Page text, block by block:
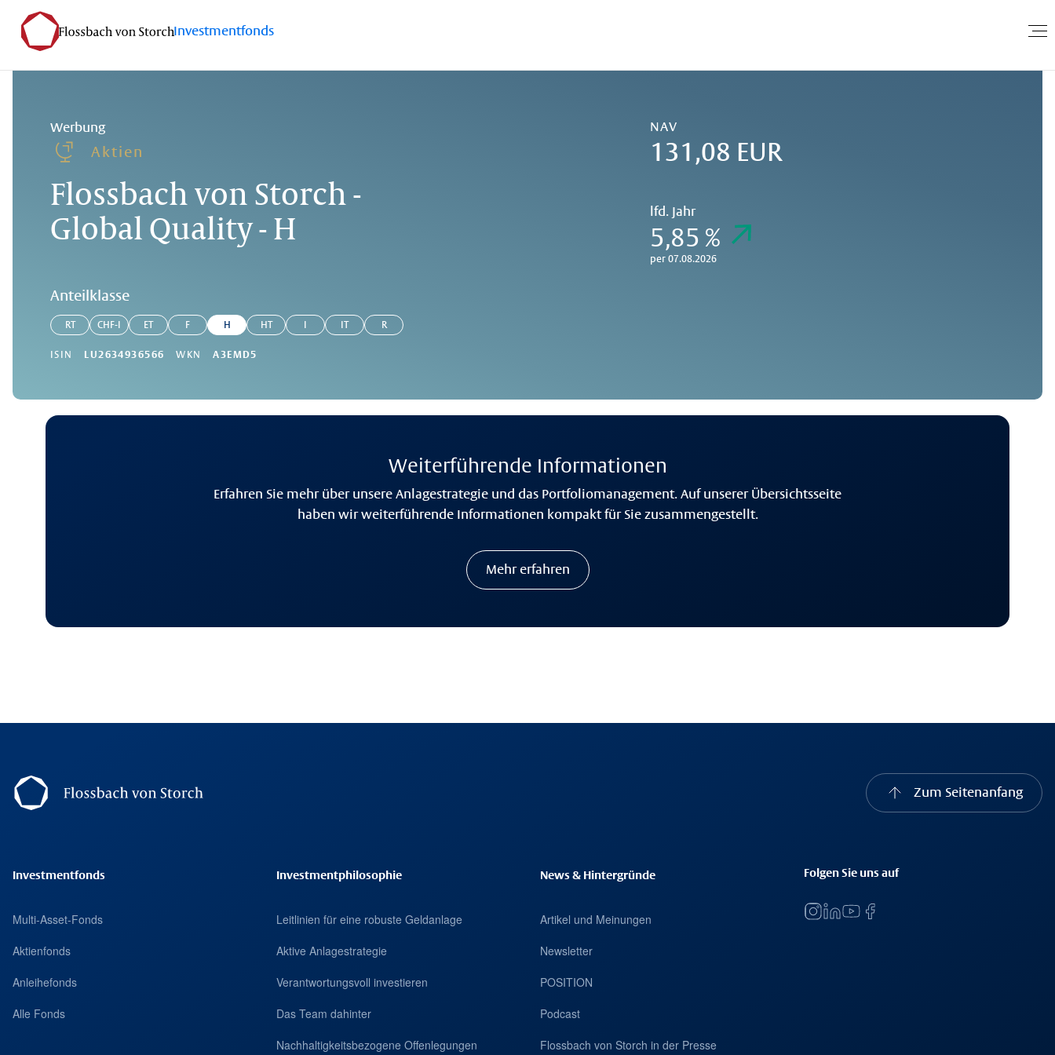
Investmentfonds
Werbung
Aktien
Flossbach von Storch -
Global Quality - H
NAV
131,08 EUR
lfd. Jahr
5,85 %
per 07.08.2026
Anteilklasse
RT CHF-I ET F H HT IT R
ISIN LU2634936566 WKN A3EMD5
Weiterführende Informationen
Erfahren Sie mehr über unsere Anlagestrategie und das Portfoliomanagement. Auf unserer Übersichtsseite
haben wir weiterführende Informationen kompakt für Sie zusammengestellt.
Mehr erfahren
Footer Navigation Zum Seitenanfang
Investmentfonds
Multi-Asset-Fonds
Aktienfonds
Anleihefonds
Alle Fonds
Investmentphilosophie
Leitlinien für eine robuste Geldanlage
Aktive Anlagestrategie
Verantwortungsvoll investieren
Das Team dahinter
Nachhaltigkeitsbezogene Offenlegungen
News & Hintergründe
Artikel und Meinungen
Newsletter
POSITION
Podcast
Flossbach von Storch in der Presse
Folgen Sie uns auf